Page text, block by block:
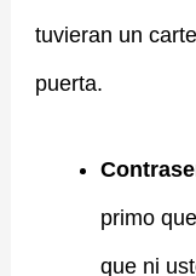
tuvieran un
puerta.
primo
que ni